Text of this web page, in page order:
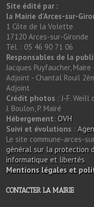
Site édité par :
la Mairie d'Arces-sur-
1 Côte de la Volette
17120 Arces-sur-Gironde
Tél. : 05 46 90 71 06
Responsables de la
Jacques Puyfaucher,
Adjoint - Chantal Rouil
Adjoint
Crédit photos : J-F. Weill
J. Boulon, P. Mairé
Hébergement: OVH
Suivi et évolutions :
Le site commune-arces-
général sur la protection
informatique et libertés
Mentions légales et
CONTACTER LA MAIRIE